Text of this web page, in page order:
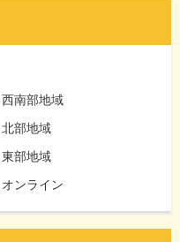
西南部地域
北部地域
東部地域
オンライン